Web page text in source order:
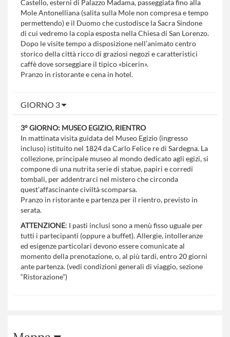
Castello, esterni di Palazzo Madama, passeggiata fino alla
Mole Antonelliana (salita sulla Mole non compresa e tempo
permettendo) e il Duomo che custodisce la Sacra Sindone
di cui vedremo la copia esposta nella Chiesa di San Lorenzo.
Dopo le visite tempo a disposizione nell’animato centro
storico della città ricco di graziosi negozi e caratteristici
caffè dove sorseggiare il tipico «bicerin».
Pranzo in ristorante e cena in hotel.
GIORNO 3
3° GIORNO: MUSEO EGIZIO, RIENTRO
In mattinata visita guidata del Museo Egizio (ingresso
incluso) istituito nel 1824 da Carlo Felice re di Sardegna. La
collezione, principale museo al mondo dedicato agli egizi, si
compone di una nutrita serie di statue, papiri e corredi
tombali, per addentrarci nel mistero che circonda
quest’affascinante civiltà scomparsa.
Pranzo in ristorante e partenza per il rientro, previsto in
serata.
ATTENZIONE: I pasti inclusi sono a menù fisso uguale per
tutti i partecipanti (oppure a buffet). Allergie, intolleranze
ed esigenze particolari devono essere comunicate al
momento della prenotazione, o, al più tardi, entro 20 giorni
ante partenza. (vedi condizioni generali di viaggio, sezione
“Ristorazione”)